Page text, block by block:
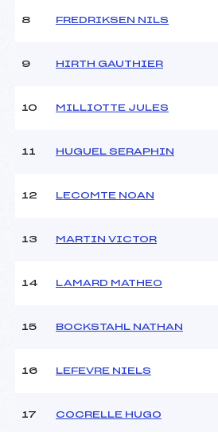
Ouvreurs C :
Ouvreurs B :
Ouvreurs D :
Température arrivée :
8 FREDRIKSEN NILS
9 HIRTH GAUTHIER
10 MILLIOTTE JULES
11 HUGUEL SERAPHIN
12 LECOMTE NOAN
13 MARTIN VICTOR
14 LAMARD MATHEO
15 BOCKSTAHL NATHAN
16 LEFEVRE NIELS
17 COCRELLE HUGO